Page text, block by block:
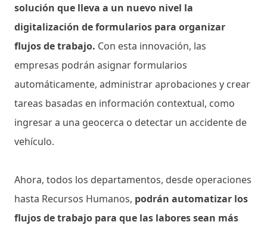
solución que lleva a un nuevo nivel la
digitalización de formularios para organizar
flujos de trabajo. Con esta innovación, las
empresas podrán asignar formularios
automáticamente, administrar aprobaciones y crear
tareas basadas en información contextual, como
ingresar a una geocerca o detectar un accidente de
vehículo.
Ahora, todos los departamentos, desde operaciones
hasta Recursos Humanos, podrán automatizar los
flujos de trabajo para que las labores sean más